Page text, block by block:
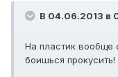
В 04.06.2013 в
На пластик вообще
боишься